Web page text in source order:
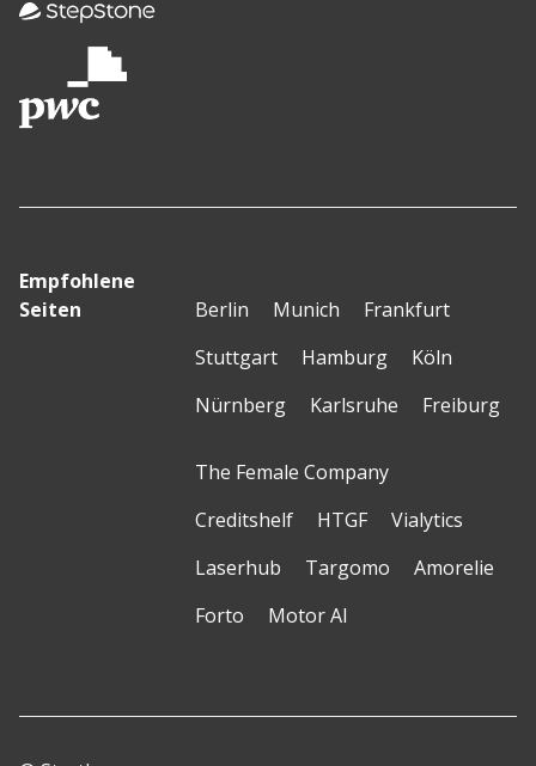
Empfohlene
Seiten
Berlin Munich
Frankfurt
Stuttgart
Hamburg
Köln
Nürnberg
Karlsruhe Freiburg
The Female Company
Creditshelf
HTGF
Vialytics
Laserhub
Targomo
Amorelie
Forto
Motor AI